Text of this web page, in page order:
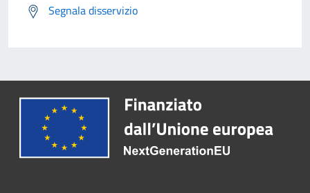
Segnala disservizio